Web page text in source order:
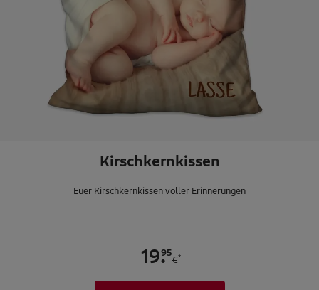
Kirschkernkissen
Euer Kirschkernkissen voller Erinnerungen
19.
95
€*